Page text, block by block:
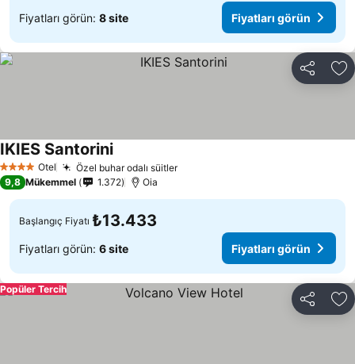
Fiyatları görün: 8 site Fiyatları görün
Paylaş
4 Yıldız Otel Özel buhar odalı süitler
IKIES Santorini
9,8 Mükemmel 1.372 Oia
Başlangıç Fiyatı ₺13.433
Fiyatları görün: 6 site Fiyatları görün
Paylaş
Popüler Tercih